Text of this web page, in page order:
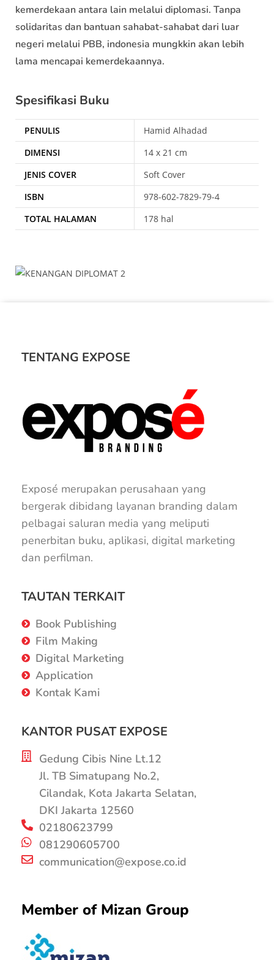
kemerdekaan antara lain melalui diplomasi. Tanpa
solidaritas dan bantuan sahabat-sahabat dari luar
negeri melalui PBB, indonesia mungkkin akan lebih
lama mencapai kemerdekaannya.
Spesifikasi Buku
PENULIS
Hamid Alhadad
DIMENSI
14 x 21 cm
JENIS COVER
Soft Cover
ISBN
978-602-7829-79-4
TOTAL HALAMAN
178 hal
TENTANG EXPOSE
Exposé merupakan perusahaan yang
bergerak dibidang layanan branding dalam
pelbagai saluran media yang meliputi
penerbitan buku, aplikasi, digital marketing
dan perfilman.
TAUTAN TERKAIT
Book Publishing
Film Making
Digital Marketing
Application
Kontak Kami
KANTOR PUSAT EXPOSE
Gedung Cibis Nine Lt.12
Jl. TB Simatupang No.2,
Cilandak, Kota Jakarta Selatan,
DKI Jakarta 12560
02180623799
081290605700
communication@expose.co.id
Member of Mizan Group